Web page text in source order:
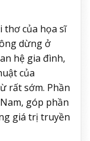
thơ của họa sĩ
dừng ở
hệ gia đình,
của
rất sớm. Phần
góp phần
giá trị truyền